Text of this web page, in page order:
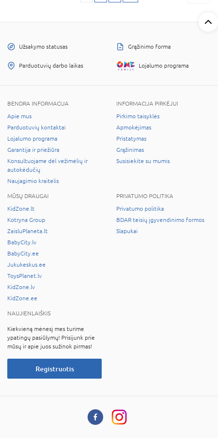
Užsakymo statusas Grąžinimo forma
Parduotuvių darbo laikas Lojalumo programa
BENDRA INFORMACIJA
Apie mus
Parduotuvių kontaktai
Lojalumo programa
Garantija ir priežiūra
Konsultuojame dėl vežimėlių ir
autokėdučių
Naujagimio kraitelis
INFORMACIJA PIRKĖJUI
Pirkimo taisyklės
Apmokėjimas
Pristatymas
Grąžinimas
Susisiekite su mumis
MŪSŲ DRAUGAI
KidZone.lt
Kotryna Group
ZaisluPlaneta.lt
BabyCity.lv
BabyCity.ee
Jukukeskus.ee
ToysPlanet.lv
KidZone.lv
KidZone.ee
PRIVATUMO POLITIKA
Privatumo politika
BDAR teisių įgyvendinimo formos
Slapukai
NAUJIENLAIŠKIS
Kiekvieną mėnesį mes turime
ypatingų pasiūlymų! Prisijunk prie
mūsų ir apie juos sužinok pirmas!
Registruotis